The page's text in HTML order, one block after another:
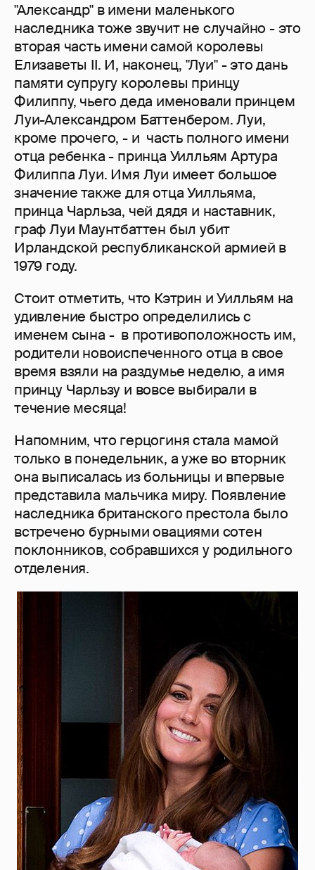
"Александр" в имени маленького
наследника тоже звучит не случайно - это
вторая часть имени самой королевы
Елизаветы II. И, наконец, "Луи" - это дань
памяти супругу королевы принцу
Филиппу, чьего деда именовали принцем
Луи-Александром Баттенбером. Луи,
кроме прочего, - и часть полного имени
отца ребенка - принца Уилльям Артура
Филиппа Луи. Имя Луи имеет большое
значение также для отца Уилльяма,
принца Чарльза, чей дядя и наставник,
граф Луи Маунтбаттен был убит
Ирландской республиканской армией в
1979 году.
Стоит отметить, что Кэтрин и Уилльям на
удивление быстро определились с
именем сына - в противоположность им,
родители новоиспеченного отца в свое
время взяли на раздумье неделю, а имя
принцу Чарльзу и вовсе выбирали в
течение месяца!
Напомним, что герцогиня стала мамой
только в понедельник, а уже во вторник
она выписалась из больницы и впервые
представила мальчика миру. Появление
наследника британского престола было
встречено бурными овациями сотен
поклонников, собравшихся у родильного
отделения.